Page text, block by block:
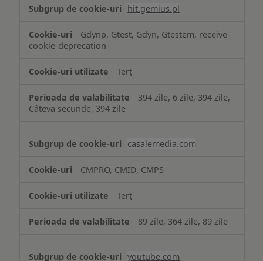
hit.gemius.pl
Gdynp, Gtest, Gdyn, Gtestem, receive-
cookie-deprecation
Terț
394 zile, 6 zile, 394 zile,
Câteva secunde, 394 zile
casalemedia.com
CMPRO, CMID, CMPS
Terț
89 zile, 364 zile, 89 zile
youtube.com